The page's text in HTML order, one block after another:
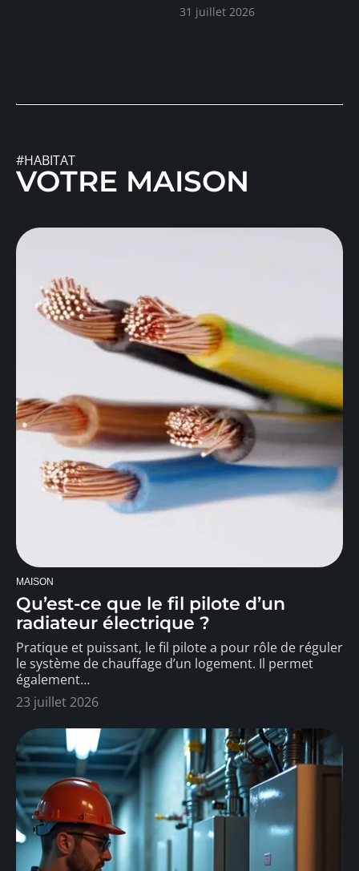
31 juillet 2026
#HABITAT
VOTRE MAISON
MAISON
Qu’est-ce que le fil pilote d’un
radiateur électrique ?
Pratique et puissant, le fil pilote a pour rôle de réguler
le système de chauffage d’un logement. Il permet
également…
23 juillet 2026